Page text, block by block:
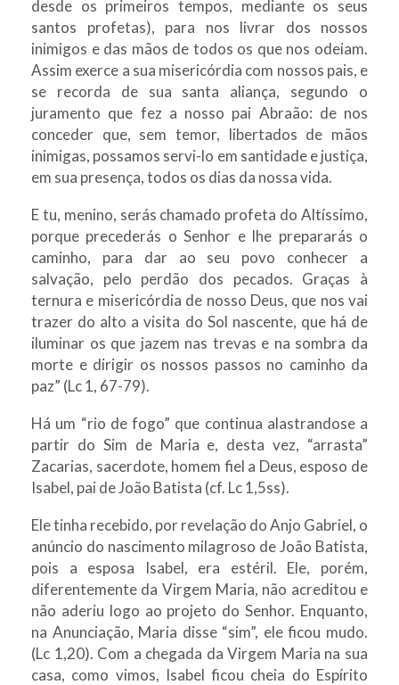
desde os primeiros tempos, mediante os seus
santos profetas), para nos livrar dos nossos
inimigos e das mãos de todos os que nos odeiam.
Assim exerce a sua misericórdia com nossos pais, e
se recorda de sua santa aliança, segundo o
juramento que fez a nosso pai Abraão: de nos
conceder que, sem temor, libertados de mãos
inimigas, possamos servi-lo em santidade e justiça,
em sua presença, todos os dias da nossa vida.
E tu, menino, serás chamado profeta do Altíssimo,
porque precederás o Senhor e lhe prepararás o
caminho, para dar ao seu povo conhecer a
salvação, pelo perdão dos pecados. Graças à
ternura e misericórdia de nosso Deus, que nos vai
trazer do alto a visita do Sol nascente, que há de
iluminar os que jazem nas trevas e na sombra da
morte e dirigir os nossos passos no caminho da
paz” (Lc 1, 67-79).
Há um “rio de fogo” que continua alastrandose a
partir do Sim de Maria e, desta vez, “arrasta”
Zacarias, sacerdote, homem fiel a Deus, esposo de
Isabel, pai de João Batista (cf. Lc 1,5ss).
Ele tinha recebido, por revelação do Anjo Gabriel, o
anúncio do nascimento milagroso de João Batista,
pois a esposa Isabel, era estéril. Ele, porém,
diferentemente da Virgem Maria, não acreditou e
não aderiu logo ao projeto do Senhor. Enquanto,
na Anunciação, Maria disse “sim”, ele ficou mudo.
(Lc 1,20). Com a chegada da Virgem Maria na sua
casa, como vimos, Isabel ficou cheia do Espírito